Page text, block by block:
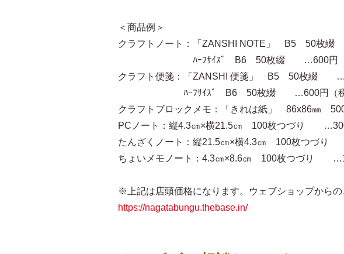
＜商品例＞
クラフトノート：「ZANSHI NOTE」 B5 50枚
ﾊｰﾌｻｲｽﾞ B6 50枚綴 …600円（税
クラフト便箋：「ZANSHI 便箋」 B5 50枚綴
ﾊｰﾌｻｲｽﾞ B6 50枚綴 …600円（税
クラフトブロックメモ：「きれは紙」 86x86㎜
PCノート：縦4.3㎝×横21.5㎝ 100枚つづり …300
たんざくノート：縦21.5㎝×横4.3㎝ 100枚つづり
ちょいメモノート：4.3㎝×8.6㎝ 100枚つづり
※上記は店頭価格になります。ウェブショップからの
https://nagatabungu.thebase.in/